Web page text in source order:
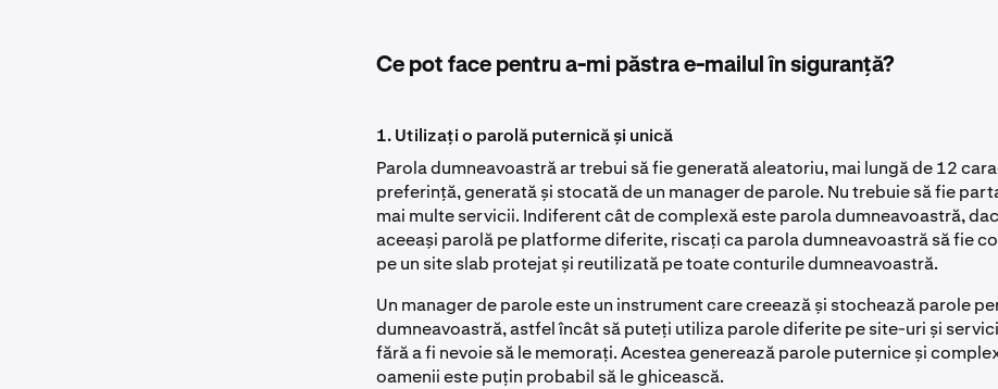
Ce pot face pentru a-mi păstra e-mailul în siguranță?
1. Utilizați o parolă puternică și unică
Parola dumneavoastră ar trebui să fie generată aleatoriu, mai lungă de 12
preferință, generată și stocată de un manager de parole. Nu trebuie să fie
mai multe servicii. Indiferent cât de complexă este parola dumneavoastră,
aceeași parolă pe platforme diferite, riscați ca parola dumneavoastră să fie
pe un site slab protejat și reutilizată pe toate conturile dumneavoastră.
Un manager de parole este un instrument care creează și stochează parole
dumneavoastră, astfel încât să puteți utiliza parole diferite pe site-uri și
fără a fi nevoie să le memorați. Acestea generează parole puternice și
oamenii este puțin probabil să le ghicească.